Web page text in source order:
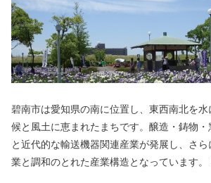
碧南市は愛知県の南に位置し、東西南北を
候と風土に恵まれたまちです。醸造・鋳物
と近代的な輸送機器関連産業が発展し、さ
業と調和のとれた産業構造となっています。